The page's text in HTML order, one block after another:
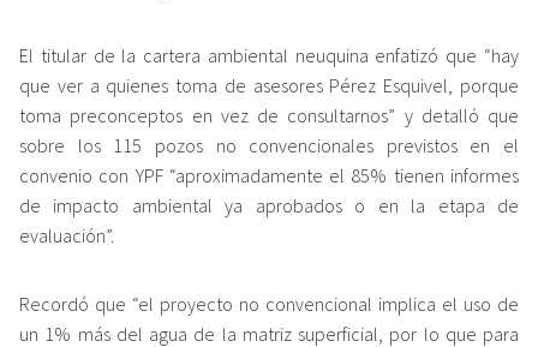
El titular de la cartera ambiental neuquina enfatizó que “hay
que ver a quienes toma de asesores Pérez Esquivel, porque
toma preconceptos en vez de consultarnos” y detalló que
sobre los 115 pozos no convencionales previstos en el
convenio con YPF “aproximadamente el 85% tienen informes
de impacto ambiental ya aprobados o en la etapa de
evaluación”.
Recordó que “el proyecto no convencional implica el uso de
un 1% más del agua de la matriz superficial, por lo que para